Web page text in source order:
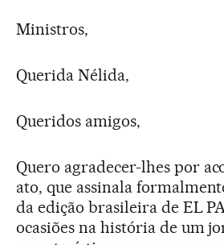
Ministros,
Querida Nélida,
Queridos amigos,
Quero agradecer-lhes por
ato, que assinala
da edição brasileira de EL
ocasiões na história de um